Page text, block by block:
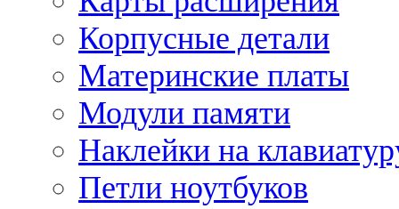
Корпусные детали
Материнские платы
Модули памяти
Наклейки на
Петли ноутбуков